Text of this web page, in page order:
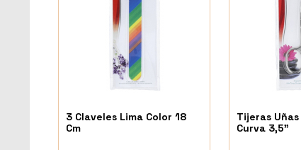
3 Claveles Lima Color 18
Cm
Tijeras
Curva 3,5"